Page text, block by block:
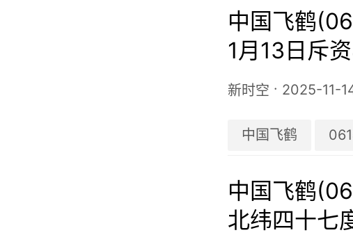
中国飞鹤
1月13日斥
000万股
新时空 · 2025-11-
中国飞鹤
中国飞鹤
北纬四十七